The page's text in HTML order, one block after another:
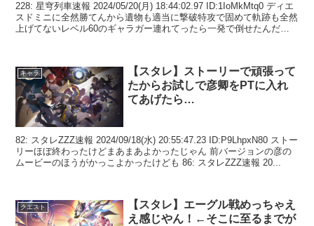
228: 星穹列車速報 2024/05/20(月) 18:44:02.97 ID:1IoMkMtq0 ディエ
スドミニに全然勝てんから遺物も適当に撃破特攻で固めて軌跡も全然
上げてないレベル60のギャラガー連れてったら一発で倒せたんだが
キャラ
【スタレ】ストーリーで頑張って
たからお試しで彦卿をPTに入れ
てあげたら…
82: スタレZZZ速報 2024/09/18(水) 20:55:47.23 ID:P9LhpxN80 ストー
リーほぼ終わったけどまあまあよかったじゃん 前バージョンの彦の
ムービーのほうがかっこよかったけども 86: スタレZZZ速報 20...
クエスト
【スタレ】エーグル戦めっちゃえ
え感じやん！←そこに至るまでが